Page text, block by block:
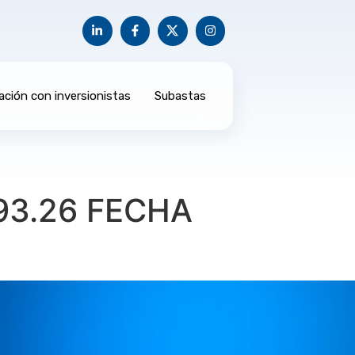
con inversionistas Subastas
FECHA